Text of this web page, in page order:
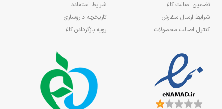
تضمین اصالت کالا
شرایط ارسال سفارش
کنترل اصالت محصولات
شرایط استفاده
تاریخچه داروسازی
رویه بازگردادن کالا